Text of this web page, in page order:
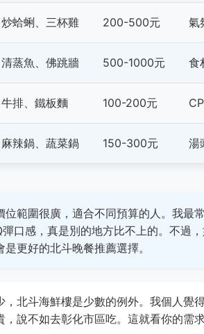
炒蛤蜊、三杯雞 200-500元 氣
清蒸魚、佛跳牆 500-1000元 食
牛排、鐵板麵 100-200元
麻辣鍋、蔬菜鍋 150-300元 湯
範圍很廣，適合不同預算的人。我最
口感，真是別的地方比不上的。不過，
更好的北斗晚餐推薦選擇。
北斗海鮮樓是少數的例外。我個人覺
，說不如去彰化市區吃。這就看你的